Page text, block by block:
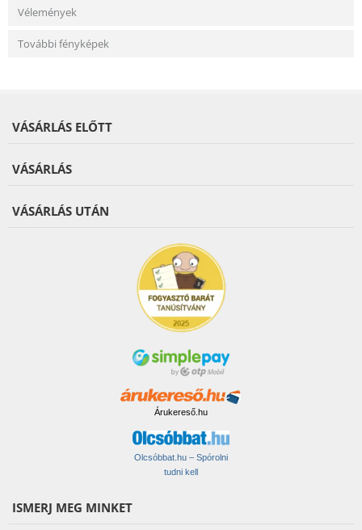
Vélemények
További fényképek
VÁSÁRLÁS ELŐTT
VÁSÁRLÁS
VÁSÁRLÁS UTÁN
Árukereső.hu
Olcsóbbat.hu – Spórolni
tudni kell
ISMERJ MEG MINKET